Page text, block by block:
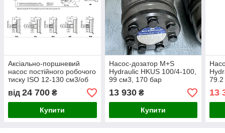
Аксіально-поршневий
насос постійного робочого
тиску ISO 12-130 см3/об
HYDRAULIC
від 24 700 ₴
Купити
Насос-дозатор M+S
Hydraulic HKUS 100/4-100,
99 см3, 170 бар
13 930₴
Купити
13